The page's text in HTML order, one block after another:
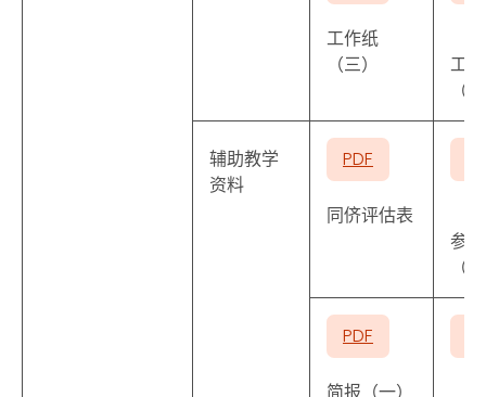
工作纸
（三）
工
（
辅助教学
资料
PDF
同侪评估表
参
（
PDF